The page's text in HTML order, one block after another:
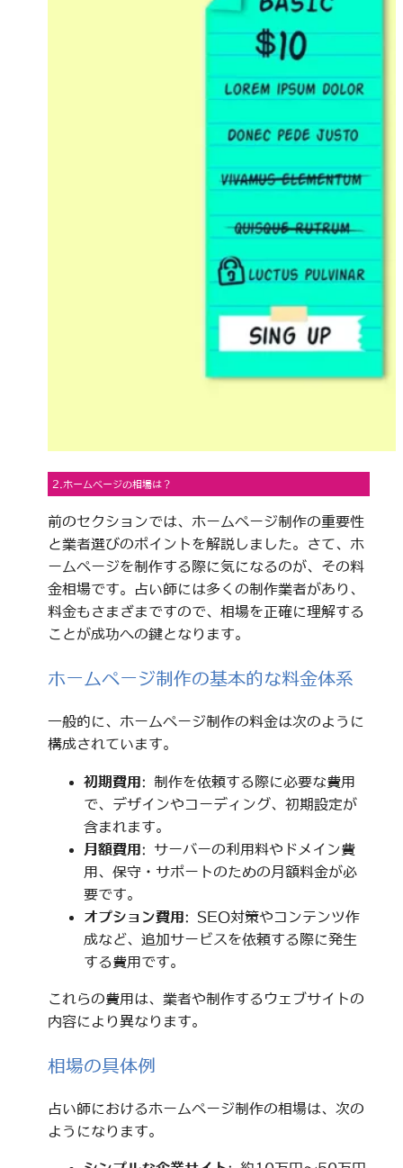
2.ホームページの相場は？
前のセクションでは、ホームページ制作の重要性
と業者選びのポイントを解説しました。さて、ホ
ームページを制作する際に気になるのが、その料
金相場です。占い師には多くの制作業者があり、
料金もさまざまですので、相場を正確に理解する
ことが成功への鍵となります。
ホームページ制作の基本的な料金体系
一般的に、ホームページ制作の料金は次のように
構成されています。
初期費用: 制作を依頼する際に必要な費用
で、デザインやコーディング、初期設定が
含まれます。
月額費用: サーバーの利用料やドメイン費
用、保守・サポートのための月額料金が必
要です。
オプション費用: SEO対策やコンテンツ作
成など、追加サービスを依頼する際に発生
する費用です。
これらの費用は、業者や制作するウェブサイトの
内容により異なります。
相場の具体例
占い師におけるホームページ制作の相場は、次の
ようになります。